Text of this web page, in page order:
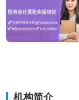
机构简介